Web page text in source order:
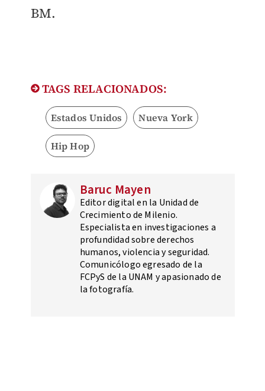
BM.
TAGS RELACIONADOS:
Estados Unidos Nueva York
Hip Hop
Baruc Mayen
Editor digital en la Unidad de
Crecimiento de Milenio.
Especialista en investigaciones a
profundidad sobre derechos
humanos, violencia y seguridad.
Comunicólogo egresado de la
FCPyS de la UNAM y apasionado de
la fotografía.